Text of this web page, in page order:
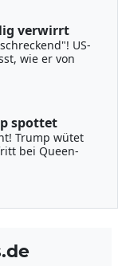
verwirrt
US-
wie er von
spottet
Trump wütet
bei Queen-